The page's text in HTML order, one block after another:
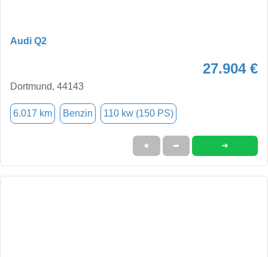
Audi Q2
27.904 €
Dortmund, 44143
6.017 km Benzin 110 kw (150 PS)
★ ➦ ➜